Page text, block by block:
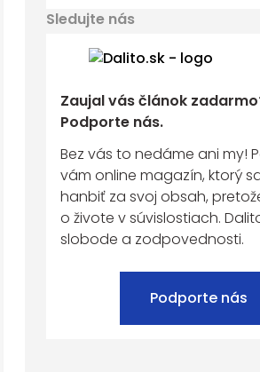
Sledujte nás
Zaujal vás článok
Podporte nás.
Bez vás to nedáme ani my!
vám online magazín, ktorý
hanbiť za svoj obsah,
o živote v súvislostiach.
slobode a zodpovednosti.
Podporte nás